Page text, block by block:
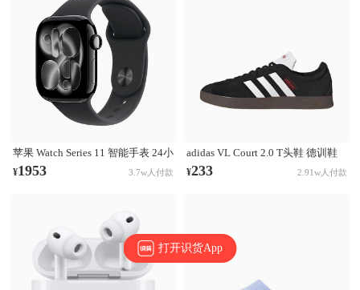
苹果 Watch Series 11 智能手表 24小
时续航升级 Ion-X玻璃技术 双倍抗
¥1953 3.7w人付款
adidas VL Court 2.0 T头鞋 德训鞋
板鞋 百搭轻便复古防滑耐磨轻运动
¥233 2.91w人付款
打开识货App